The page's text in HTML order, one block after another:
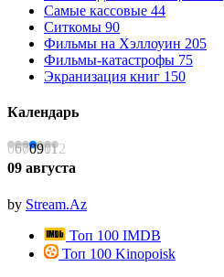
Самые кассовые 44
Ситкомы 90
Фильмы на Хэллоуин 205
Фильмы-катастрофы 75
Экранизация книг 150
Календарь
06070809101112
09 августа
by Stream.Az
Топ 100 IMDB
Топ 100 Kinopoisk